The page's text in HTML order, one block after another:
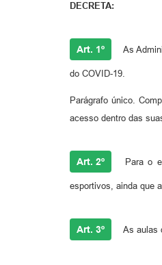
DECRETA:
Art. 1º As
do COVID-19.
Parágrafo único.
acesso dentro das
Art. 2º Para o
esportivos, ainda que
Art. 3º As aulas